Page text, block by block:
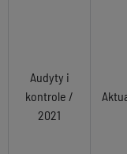
Audyty i
kontrole /
2021